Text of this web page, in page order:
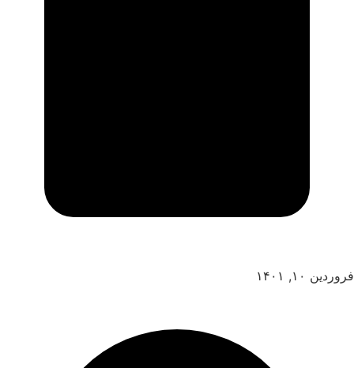
فروردین ۱۰, ۱۴۰۱